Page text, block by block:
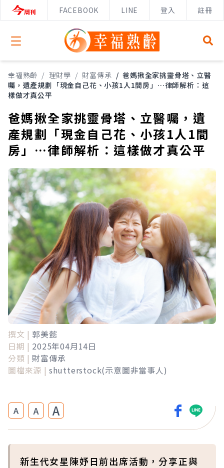
FACEBOOK LINE 登入 註冊
Open menu
幸福熟齡 / 理財學 / 財富傳承 / 爸媽揪全家挑靈骨塔、立醫
囑，遺產規劃「現金自己花、小孩1人1間房」…律師解析：這
樣做才真公平
爸媽揪全家挑靈骨塔、立醫囑，遺
產規劃「現金自己花、小孩1人1間
房」…律師解析：這樣做才真公平
撰文 | 郭美懿
日期 | 2025年04月14日
分類 | 財富傳承
圖檔來源 | shutterstock(示意圖非當事人)
A A A
新生代女星陳妤日前出席活動，分享正與